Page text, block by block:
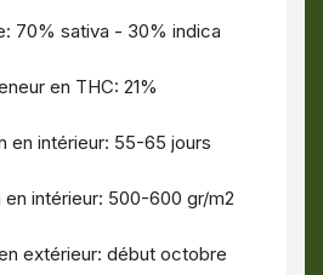
70% sativa - 30% indica
en THC: 21%
en intérieur: 55-65 jours
en intérieur: 500-600 gr/m2
extérieur: début octobre